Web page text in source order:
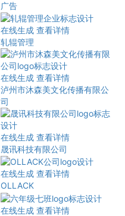
广告
在线生成 查看详情
轧辊管理
在线生成 查看详情
泸州市沐森美文化传播有限公
司
在线生成 查看详情
晟讯科技有限公司
在线生成 查看详情
OLLACK
在线生成 查看详情